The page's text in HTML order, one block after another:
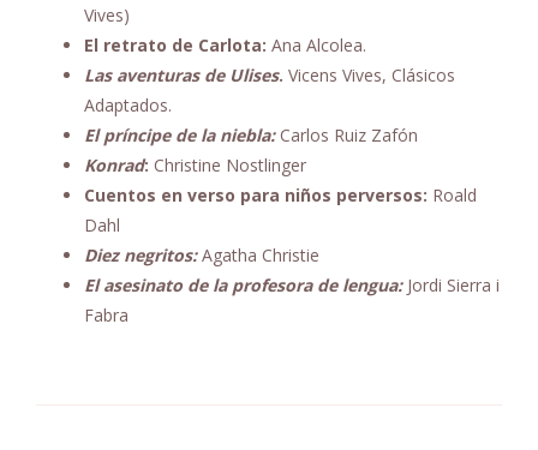
Vives)
El retrato de Carlota: Ana Alcolea.
Las aventuras de Ulises. Vicens Vives, Clásicos
Adaptados.
El príncipe de la niebla:Carlos Ruiz Zafón
Konrad: Christine Nostlinger
Cuentos en verso para niños perversos: Roald
Dahl
Diez negritos:Agatha Christie
El asesinato de la profesora de lengua:Jordi Sierra i
Fabra